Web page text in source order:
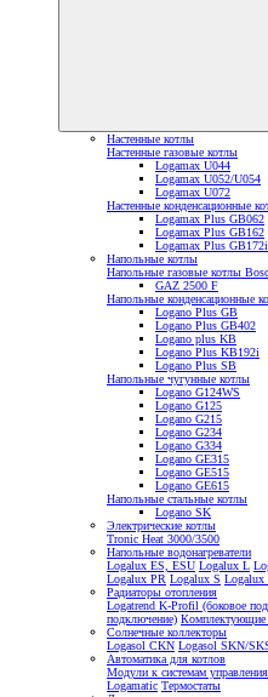
Настенные котлы
Настенные газовые котлы
Logamax U044
Logamax U052/U054
Logamax U072
Настенные конденсационные
Logamax Plus GB062
Logamax Plus GB162
Logamax Plus GB172i
Напольные котлы
Напольные газовые котлы
GAZ 2500 F
Напольные конденсационные
Logano Plus GB
Logano Plus GB402
Logano plus KB
Logano Plus KB192i
Logano Plus SB
Напольные чугунные котлы
Logano G124WS
Logano G125
Logano G215
Logano G234
Logano G334
Logano GE315
Logano GE515
Logano GE615
Напольные стальные котлы
Logano SK
Электрические котлы
Tronic Heat 3000/3500
Напольные водонагреватели
Logalux ES, ESU Logalux L
Logalux PR Logalux S Logalux
Радиаторы отопления
Logatrend K-Profil (боковое
подключение) Комплектующие
Солнечные коллекторы
Logasol CKN Logasol SKN/
Автоматика для котлов
Модули к системам управления
Logamatic Термостаты